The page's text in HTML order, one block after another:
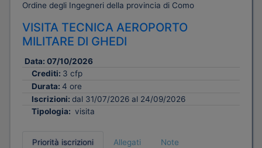
Ordine degli Ingegneri della provincia di Como
VISITA TECNICA AEROPORTO
MILITARE DI GHEDI
Data: 07/10/2026
Crediti: 3 cfp
Durata: 4 ore
Iscrizioni: dal 31/07/2026 al 24/09/2026
Tipologia: visita
Priorità iscrizioni Allegati
Note